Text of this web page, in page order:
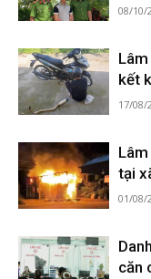
08/10/
kết
17/08/
tại
01/08/
căn